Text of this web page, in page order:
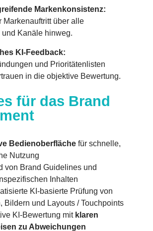
Markenkonsistenz:
Markenauftritt über alle
und Kanäle hinweg.
KI-Feedback:
und Prioritätenlisten
in die objektive Bewertung.
für das Brand
Bedienoberflächefür schnelle,
Nutzung
von Brand Guidelines und
Inhalten
KI-basierte Prüfung von
Bildern und Layouts / Touchpoints
KI-Bewertung mit klaren
zu Abweichungen